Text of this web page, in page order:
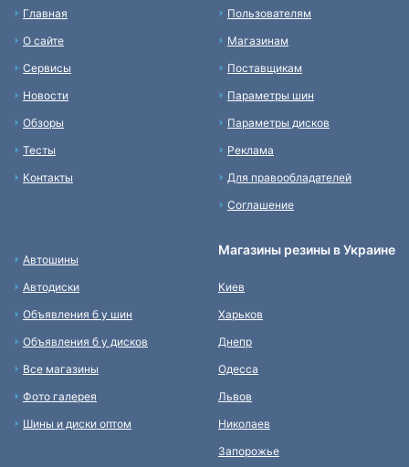
Главная
О сайте
Сервисы
Новости
Обзоры
Тесты
Контакты
Пользователям
Магазинам
Поставщикам
Параметры шин
Параметры дисков
Реклама
Для правообладателей
Соглашение
Автошины
Автодиски
Объявления б у шин
Объявления б у дисков
Все магазины
Фото галерея
Шины и диски оптом
Магазины резины в Украине
Киев
Харьков
Днепр
Одесса
Львов
Николаев
Запорожье